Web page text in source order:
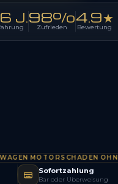
J.98%
Zufrieden
4.9★
Bewertung
·MOTORSCHADEN· OHNE TÜV
Sofortzahlung
Bar oder Überweisung